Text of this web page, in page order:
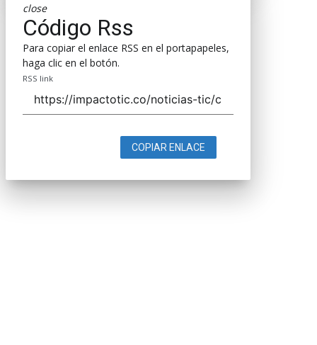
close
Código Rss
Para copiar el enlace RSS en el portapapeles,
haga clic en el botón.
RSS link
COPIAR ENLACE